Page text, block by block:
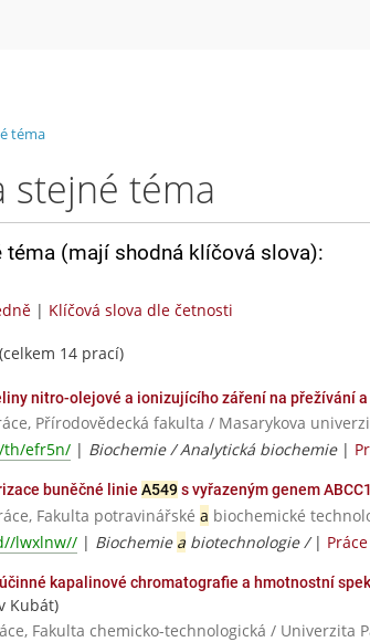
téma
stejné téma
téma (mají shodná klíčová slova):
| Klíčová slova dle četnosti
(celkem 14 prací)
nitro-olejové a ionizujícího záření na přežívání
Přírodovědecká fakulta / Masarykova
th/efr5n/ | Biochemie / Analytická biochemie|
buněčné linie A549s vyřazeným genem
Fakulta potravinářské a biochemické
lwxlnw// | Biochemie a biotechnologie / |
kapalinové chromatografie a hmotnostní
Kubát)
Fakulta chemicko-technologická / Univerzita